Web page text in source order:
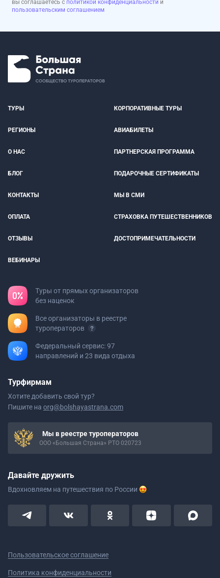
вы соглашаетесь с политикой конфиденциальности и
пользовательским соглашением
ТУРЫ КОРПОРАТИВНЫЕ ТУРЫ
РЕГИОНЫ АВИАБИЛЕТЫ
О НАС ПАРТНЕРСКАЯ ПРОГРАММА
БЛОГ ПОДАРОЧНЫЕ СЕРТИФИКАТЫ
КОНТАКТЫ МЫ В СМИ
ОПЛАТА СТРАХОВКА ПУТЕШЕСТВЕННИКОВ
ОТЗЫВЫ ДОСТОПРИМЕЧАТЕЛЬНОСТИ
ВЕБИНАРЫ
Туры от прямых организаторов
без наценок
Все организаторы в реестре
туроператоров
Федеральный сервис: 97
направлений и 23 вида отдыха
Турфирмам
Хотите добавить свой тур?
Пишите на org@bolshayastrana.com
Мы в реестре туроператоров
ООО «Большая Страна» РТО 020723
Давайте дружить
Вдохновляем на путешествия по России
Пользовательское соглашение
Политика конфиденциальности